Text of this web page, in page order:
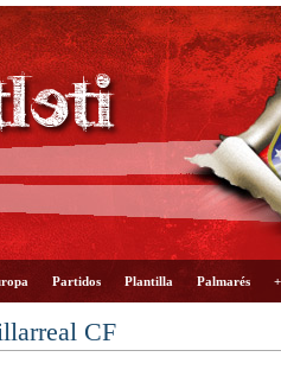
Partidos Plantilla Palmarés
CF